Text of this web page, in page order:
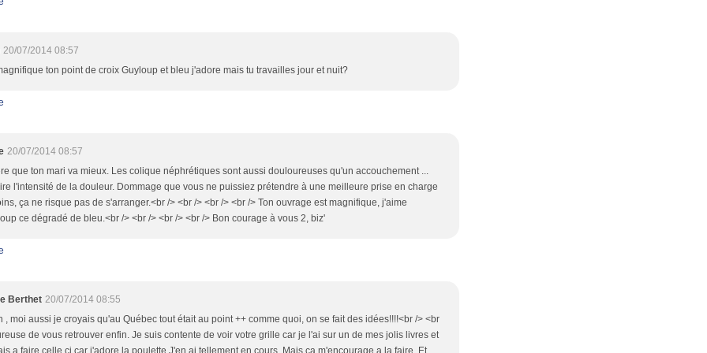
20/07/2014 08:57
ton point de croix Guyloup et bleu j'adore mais tu travailles jour et nuit?
20/07/2014 08:57
que ton mari va mieux. Les colique néphrétiques sont aussi douloureuses qu'un accouchement ...
l'intensité de la douleur. Dommage que vous ne puissiez prétendre à une meilleure prise en charge
ça ne risque pas de s'arranger.<br /> <br /> <br /> <br /> Ton ouvrage est magnifique, j'aime
ce dégradé de bleu.<br /> <br /> <br /> <br /> Bon courage à vous 2, biz'
Berthet 20/07/2014 08:55
, moi aussi je croyais qu'au Québec tout était au point ++ comme quoi, on se fait des idées!!!!<br /> <br
de vous retrouver enfin. Je suis contente de voir votre grille car je l'ai sur un de mes jolis livres et
a faire celle ci car j'adore la poulette.J'en ai tellement en cours. Mais ça m'encourage a la faire. Et